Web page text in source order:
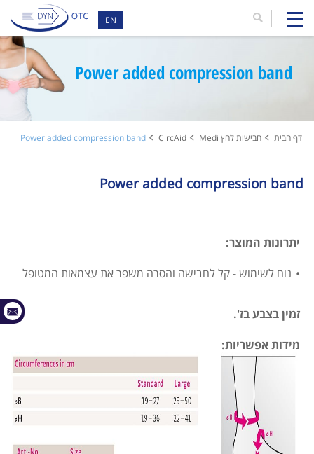
EN
Power added compression band
דף הבית חבישות לחץ Medi CircAid
Power added compression band
Power added compression band
יתרונות המוצר:
נוח לשימוש - קל לחבישה והסרה משפר את עצמאות המטופל
זמין בצבע בז'.
מידות אפשריות: